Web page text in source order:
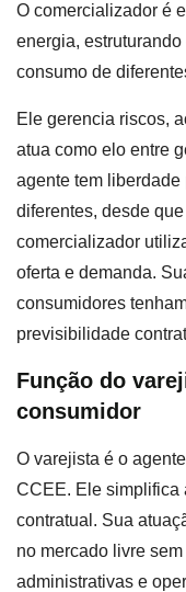
O comercializador é
energia,
consumo de
Ele gerencia riscos,
atua como elo entre
agente tem
diferentes, desde
comercializador
oferta e demanda.
consumidores
previsibilidade
Função do
consumidor
O varejista é o
CCEE. Ele simplifica
contratual. Sua
no mercado livre
administrativas e